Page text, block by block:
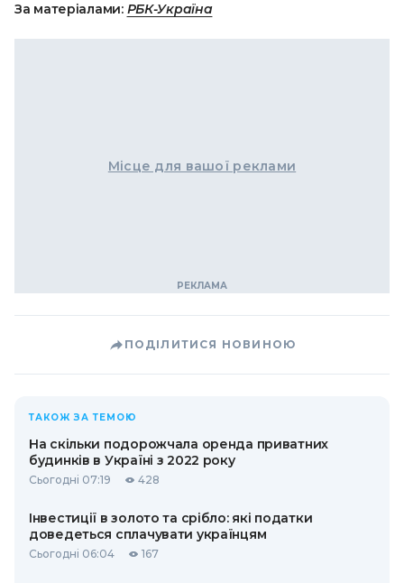
За матеріалами: РБК-Україна
Місце для вашої реклами
ПОДІЛИТИСЯ НОВИНОЮ
ТАКОЖ ЗА ТЕМОЮ
На скільки подорожчала оренда приватних
будинків в Україні з 2022 року
Сьогодні 07:19 428
Інвестиції в золото та срібло: які податки
доведеться сплачувати українцям
Сьогодні 06:04 167